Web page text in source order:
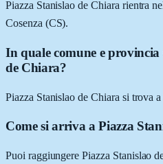
Piazza Stanislao de Chiara rientra
Cosenza (CS).
In quale comune e provincia
de Chiara?
Piazza Stanislao de Chiara si trova
Come si arriva a Piazza
Puoi raggiungere Piazza Stanislao